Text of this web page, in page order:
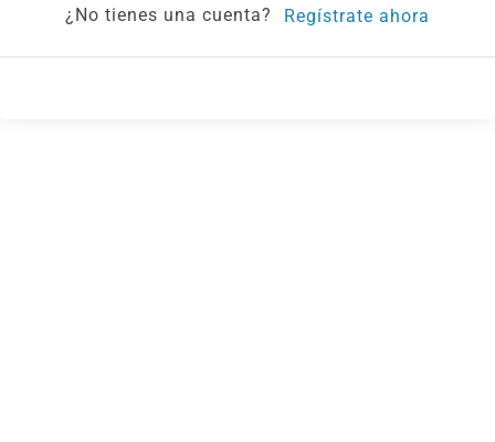
¿No tienes una cuenta? Regístrate ahora